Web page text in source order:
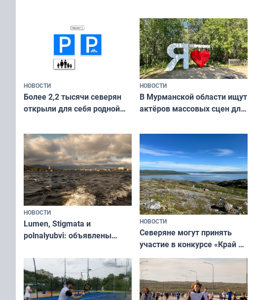
и фотографов
НОВОСТИ
Более 2,2 тысячи северян
открыли для себя родной
«Туризм для своих»
НОВОСТИ
В Мурманской области ищут
актёров массовых сцен для
короткометражном фильме
НОВОСТИ
Lumen, Stigmata и
polnalyubvi: объявлены
«Имандра» в 2026 года
НОВОСТИ
Северяне могут принять
участие в конкурсе «Край у
северной границы: фотогид
по Печенгскому округу»